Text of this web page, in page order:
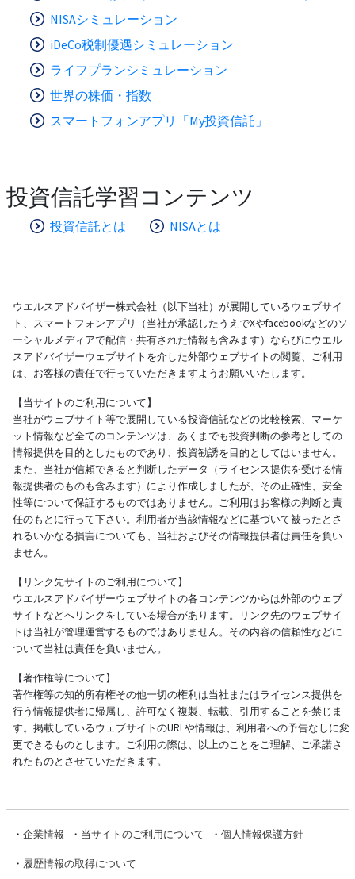
NISAシミュレーション
iDeCo税制優遇シミュレーション
ライフプランシミュレーション
世界の株価・指数
スマートフォンアプリ「My投資信託」
投資信託学習コンテンツ
投資信託とは NISAとは
ウエルスアドバイザー株式会社（以下当社）が展開しているウェブサイ
ト、スマートフォンアプリ（当社が承認したうえでXやfacebookなどのソ
ーシャルメディアで配信・共有された情報も含みます）ならびにウエル
スアドバイザーウェブサイトを介した外部ウェブサイトの閲覧、ご利用
は、お客様の責任で行っていただきますようお願いいたします。
【当サイトのご利用について】
当社がウェブサイト等で展開している投資信託などの比較検索、マーケ
ット情報など全てのコンテンツは、あくまでも投資判断の参考としての
情報提供を目的としたものであり、投資勧誘を目的としてはいません。
また、当社が信頼できると判断したデータ（ライセンス提供を受ける情
報提供者のものも含みます）により作成しましたが、その正確性、安全
性等について保証するものではありません。ご利用はお客様の判断と責
任のもとに行って下さい。利用者が当該情報などに基づいて被ったとさ
れるいかなる損害についても、当社およびその情報提供者は責任を負い
ません。
【リンク先サイトのご利用について】
ウエルスアドバイザーウェブサイトの各コンテンツからは外部のウェブ
サイトなどへリンクをしている場合があります。リンク先のウェブサイ
トは当社が管理運営するものではありません。その内容の信頼性などに
ついて当社は責任を負いません。
【著作権等について】
著作権等の知的所有権その他一切の権利は当社またはライセンス提供を
行う情報提供者に帰属し、許可なく複製、転載、引用することを禁じま
す。掲載しているウェブサイトのURLや情報は、利用者への予告なしに変
更できるものとします。ご利用の際は、以上のことをご理解、ご承諾さ
れたものとさせていただきます。
・ 企業情報 ・ 当サイトのご利用について ・ 個人情報保護方針
・ 履歴情報の取得について